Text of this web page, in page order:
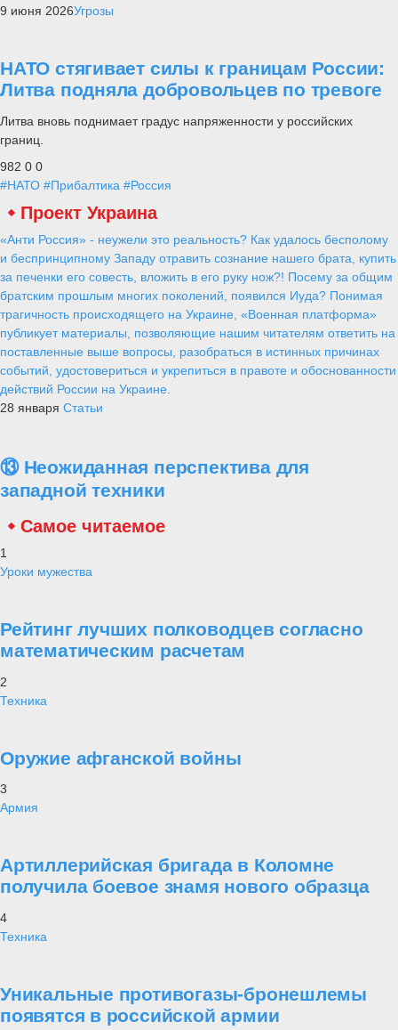
9 июня 2026Угрозы
НАТО стягивает силы к границам России:
Литва подняла добровольцев по тревоге
Литва вновь поднимает градус напряженности у российских
границ.
982 0 0
#НАТО #Прибалтика #Россия
Проект Украина
«Анти Россия» - неужели это реальность? Как удалось бесполому
и беспринципному Западу отравить сознание нашего брата, купить
за печенки его совесть, вложить в его руку нож?! Посему за общим
братским прошлым многих поколений, появился Иуда? Понимая
трагичность происходящего на Украине, «Военная платформа»
публикует материалы, позволяющие нашим читателям ответить на
поставленные выше вопросы, разобраться в истинных причинах
событий, удостовериться и укрепиться в правоте и обоснованности
действий России на Украине.
28 января Статьи
⑬ Неожиданная перспектива для
западной техники
Самое читаемое
1
Уроки мужества
Рейтинг лучших полководцев согласно
математическим расчетам
2
Техника
Оружие афганской войны
3
Армия
Артиллерийская бригада в Коломне
получила боевое знамя нового образца
4
Техника
Уникальные противогазы-бронешлемы
появятся в российской армии